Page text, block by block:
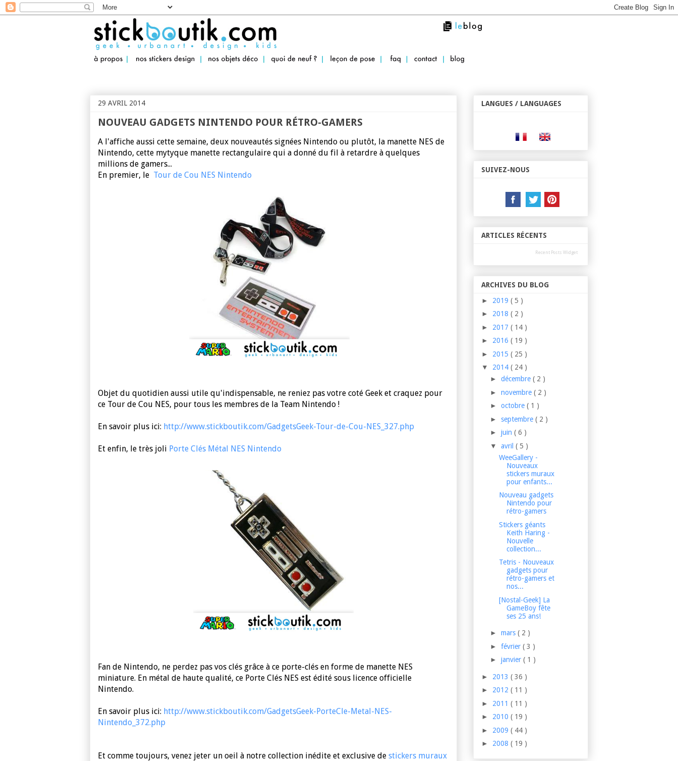
29 AVRIL 2014
NOUVEAU GADGETS NINTENDO POUR RÉTRO-GAMERS
A l'affiche aussi cette semaine, deux nouveautés signées Nintendo ou plutôt, la manette NES de
Nintendo, cette mytyque manette rectangulaire qui a donné du fil à retardre à quelques
millions de gamers...
En premier, le Tour de Cou NES Nintendo
Objet du quotidien aussi utile qu'indispensable, ne reniez pas votre coté Geek et craquez pour
ce Tour de Cou NES, pour tous les membres de la Team Nintendo !
En savoir plus ici: http://www.stickboutik.com/GadgetsGeek-Tour-de-Cou-NES_327.php
Et enfin, le très joli Porte Clés Métal NES Nintendo
Fan de Nintendo, ne perdez pas vos clés grâce à ce porte-clés en forme de manette NES
miniature. En métal de haute qualité, ce Porte Clés NES est édité sous licence officielle
Nintendo.
En savoir plus ici: http://www.stickboutik.com/GadgetsGeek-PorteCle-Metal-NES-
Nintendo_372.php
Et comme toujours, venez jeter un oeil à notre collection inédite et exclusive de stickers muraux
LANGUES / LANGUAGES
SUIVEZ-NOUS
ARTICLES RÉCENTS
Recent Posts Widget
ARCHIVES DU BLOG
► 2019 ( 5 )
► 2018 ( 2 )
► 2017 ( 14 )
► 2016 ( 19 )
► 2015 ( 25 )
▼ 2014 ( 24 )
► décembre ( 2 )
► novembre ( 2 )
► octobre ( 1 )
► septembre ( 2 )
► juin ( 6 )
▼ avril ( 5 )
WeeGallery -
Nouveaux
stickers muraux
pour enfants...
Nouveau gadgets
Nintendo pour
rétro-gamers
Stickers géants
Keith Haring -
Nouvelle
collection...
Tetris - Nouveaux
gadgets pour
rétro-gamers et
nos...
[Nostal-Geek] La
GameBoy fête
ses 25 ans!
► mars ( 2 )
► février ( 3 )
► janvier ( 1 )
► 2013 ( 36 )
► 2012 ( 11 )
► 2011 ( 11 )
► 2010 ( 19 )
► 2009 ( 44 )
► 2008 ( 19 )